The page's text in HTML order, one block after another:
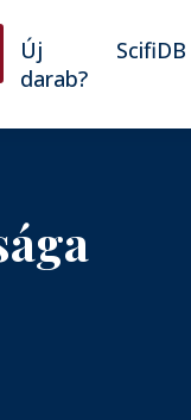
Új
darab?
ScifiDB